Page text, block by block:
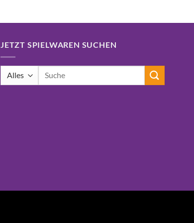
JETZT SPIELWAREN SUCHEN
Suchen